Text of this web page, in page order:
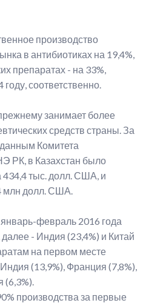
производство
в антибиотиках на 19,4%,
препаратах - на 33%,
году, соответственно.
занимает более
средств страны. За
Комитета
РК, в Казахстан было
434,4 тыс. долл. США, и
млн долл. США.
февраль 2016 года
- Индия (23,4%) и Китай
на первом месте
(13,9%), Франция (7,8%),
(6,3%).
производства за первые